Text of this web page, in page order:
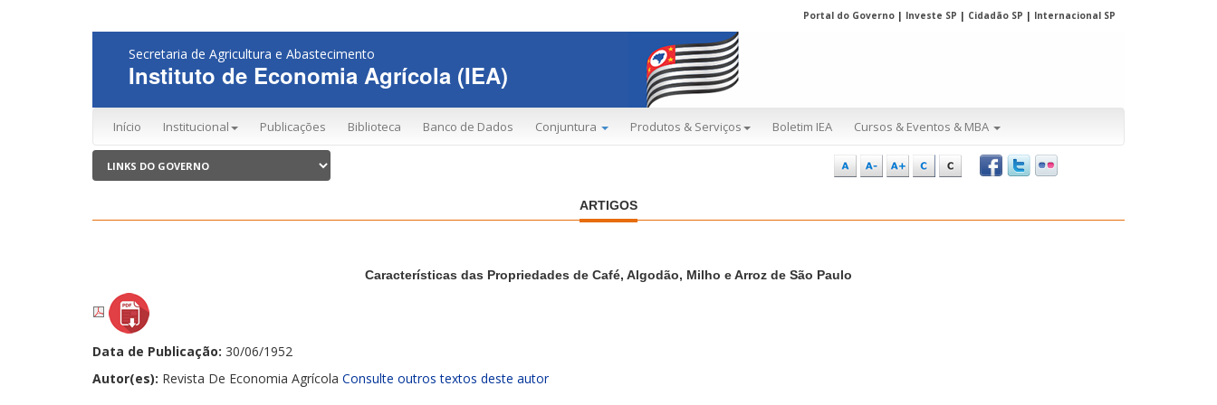
Portal do Governo | Investe SP | Cidadão SP | Internacional SP
Secretaria de Agricultura e Abastecimento
Instituto de Economia Agrícola (IEA)
Início Institucional Publicações Biblioteca Banco de Dados Conjuntura Produtos & Serviços Boletim IEA Cursos & Eventos & MBA
ARTIGOS
Características das Propriedades de Café, Algodão, Milho e Arroz de São Paulo
Data de Publicação: 30/06/1952
Autor(es): Revista De Economia Agrícola Consulte outros textos deste autor